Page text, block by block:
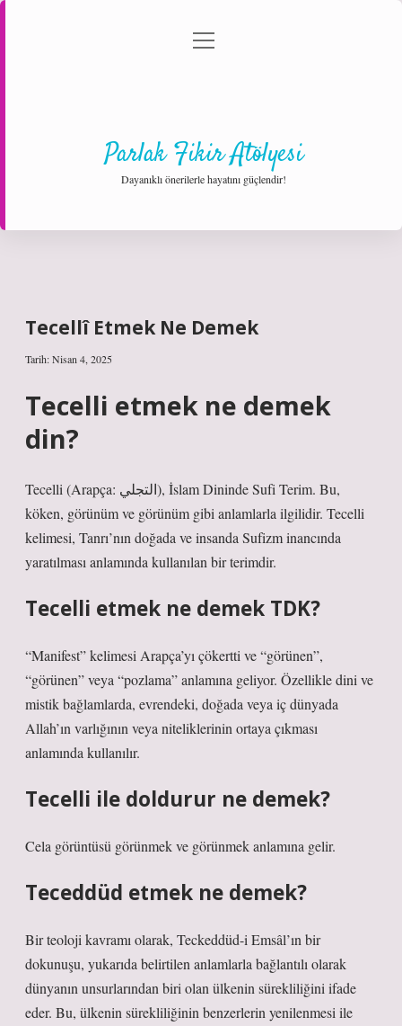
Gizlilik Politikası
menüyü
Parlak Fikir Atölyesi
Dayanıklı önerilerle hayatını güçlendir!
Tecellî Etmek Ne Demek
Tarih: Nisan 4, 2025
Tecelli etmek ne demek
din?
Tecelli (Arapça: التجلي), İslam Dininde Sufi Terim. Bu,
köken, görünüm ve görünüm gibi anlamlarla ilgilidir. Tecelli
kelimesi, Tanrı’nın doğada ve insanda Sufizm inancında
yaratılması anlamında kullanılan bir terimdir.
Tecelli etmek ne demek TDK?
“Manifest” kelimesi Arapça’yı çökertti ve “görünen”,
“görünen” veya “pozlama” anlamına geliyor. Özellikle dini ve
mistik bağlamlarda, evrendeki, doğada veya iç dünyada
Allah’ın varlığının veya niteliklerinin ortaya çıkması
anlamında kullanılır.
Tecelli ile doldurur ne demek?
Cela görüntüsü görünmek ve görünmek anlamına gelir.
Teceddüd etmek ne demek?
Bir teoloji kavramı olarak, Teckeddüd-i Emsâl’ın bir
dokunuşu, yukarıda belirtilen anlamlarla bağlantılı olarak
dünyanın unsurlarından biri olan ülkenin sürekliliğini ifade
eder. Bu, ülkenin sürekliliğinin benzerlerin yenilenmesi ile